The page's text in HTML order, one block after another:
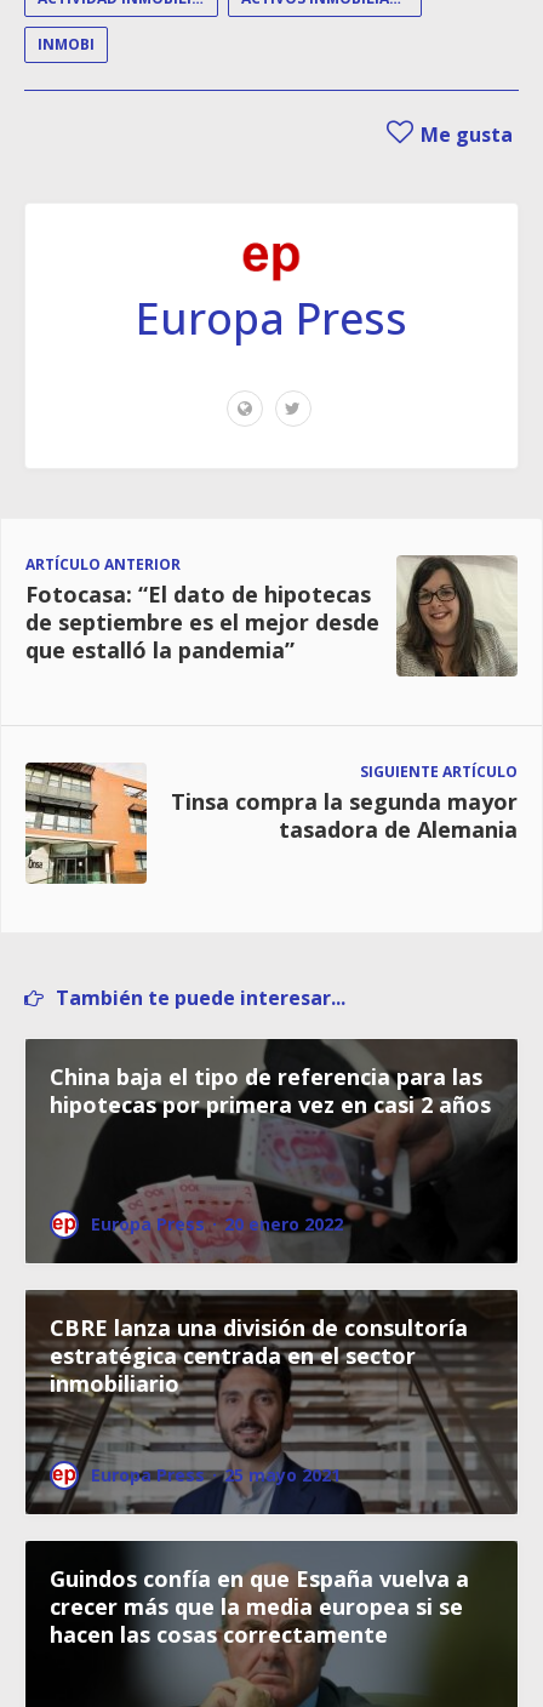
INMOBI
Me gusta
Europa Press
ARTÍCULO ANTERIOR
Fotocasa: “El dato de hipotecas
de septiembre es el mejor desde
que estalló la pandemia”
SIGUIENTE ARTÍCULO
Tinsa compra la segunda mayor
tasadora de Alemania
También te puede interesar...
China baja el tipo de referencia para las
hipotecas por primera vez en casi 2 años
Europa Press · 20 enero 2022
CBRE lanza una división de consultoría
estratégica centrada en el sector
inmobiliario
Europa Press · 25 mayo 2021
Guindos confía en que España vuelva a
crecer más que la media europea si se
hacen las cosas correctamente